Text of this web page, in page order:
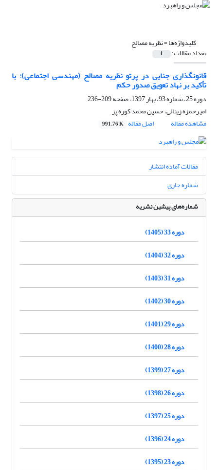
کلیدواژه‌ها =نظریه مصالح
تعداد مقالات: 1
قانونگذاری جنایی در پرتو نظریه مصالح (مهندسی اجتماعی): با
تأکید بر نهاد تعویق صدور حکم
دوره 25، شماره 93، بهار 1397، صفحه
209-236
امیرحمزه زینالی، حسین محمد کوره پز
مشاهده مقاله
اصل مقاله 991.76 K
مقالات آماده انتشار
شماره جاری
شماره‌های پیشین نشریه
دوره 33 (1405)
دوره 32 (1404)
دوره 31 (1403)
دوره 30 (1402)
دوره 29 (1401)
دوره 28 (1400)
دوره 27 (1399)
دوره 26 (1398)
دوره 25 (1397)
دوره 24 (1396)
دوره 23 (1395)